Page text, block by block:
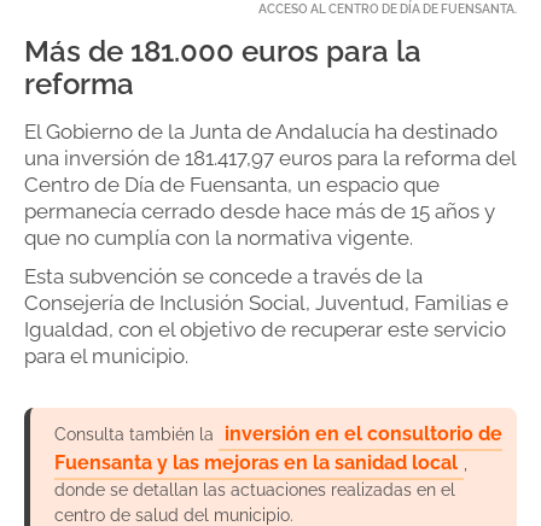
ACCESO AL CENTRO DE DÍA DE FUENSANTA.
Más de 181.000 euros para la
reforma
El Gobierno de la Junta de Andalucía ha destinado
una inversión de 181.417,97 euros para la reforma del
Centro de Día de Fuensanta, un espacio que
permanecía cerrado desde hace más de 15 años y
que no cumplía con la normativa vigente.
Esta subvención se concede a través de la
Consejería de Inclusión Social, Juventud, Familias e
Igualdad, con el objetivo de recuperar este servicio
para el municipio.
Consulta también la
inversión en el consultorio de
Fuensanta y las mejoras en la sanidad local
donde se detallan las actuaciones realizadas en el
centro de salud del municipio.